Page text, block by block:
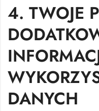
4. TWOJE
DANYCH